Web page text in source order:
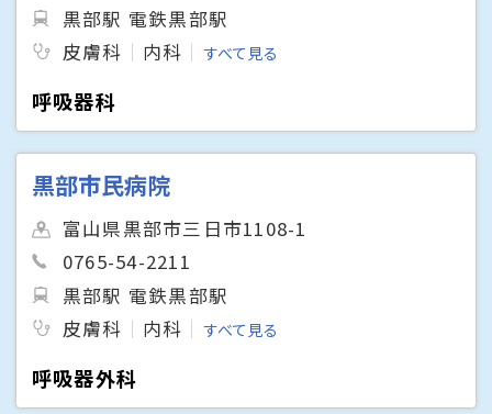
黒部駅 電鉄黒部駅
皮膚科
内科 すべて見る
呼吸器科
黒部市民病院
富山県黒部市三日市1108-1
0765-54-2211
黒部駅 電鉄黒部駅
皮膚科
内科 すべて見る
呼吸器外科